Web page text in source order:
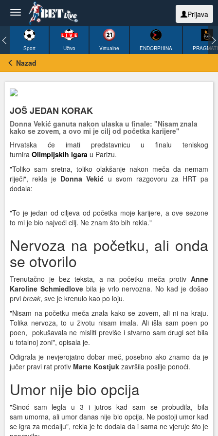
Prijava
Sport Uživo Virtualne ENDORPHINA
Nazad
JOŠ JEDAN KORAK
Donna Vekić ganuta nakon ulaska u finale: "Nisam znala
kako se zovem, a ovo mi je cilj od početka karijere"
Hrvatska će imati predstavnicu u finalu teniskog
turnira Olimpijskih igara u Parizu.
"Toliko sam sretna, toliko olakšanje nakon meča da nemam
riječi", rekla je Donna Vekić u svom razgovoru za HRT pa
dodala:
"To je jedan od ciljeva od početka moje karijere, a ove sezone
to mi je bio najveći cilj. Ne znam što bih rekla."
Nervoza na početku, ali onda
se otvorilo
Trenutačno je bez teksta, a na početku meča protiv Anne
Karoline Schmiedlovebila je vrlo nervozna. No kad je došao
prvi break, sve je krenulo kao po loju.
"Nisam na početku meča znala kako se zovem, ali ni na kraju.
Tolika nervoza, to u životu nisam imala. Ali išla sam poen po
poen, pokušavala ne misliti previše i stvarno sam drugi set bila
u totalnoj zoni", opisala je.
Odigrala je nevjerojatno dobar meč, posebno ako znamo da je
jučer pravi rat protiv Marte Kostjuk završila poslije ponoći.
Umor nije bio opcija
"Sinoć sam legla u 3 i jutros kad sam se probudila, bila
sam umorna, ali umor danas nije bio opcija. Ne postoji umor kad
se igra za medalju", rekla je te dodala da i sama ne vjeruje što je